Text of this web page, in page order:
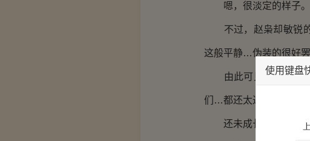
嗯，很淡定的样子。
不过，赵枭却敏锐的
这般平静…伪装的很好罢
由此可见，虎将也绝
们…都还太过稚嫩了。
还未成长到后期那般
使用键盘